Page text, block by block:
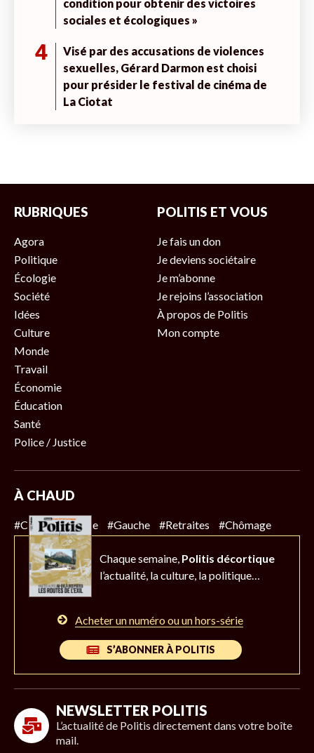
condition pour obtenir des victoires
sociales et écologiques »
4
Visé par des accusations de violences
sexuelles, Gérard Darmon est choisi
pour présider le festival de cinéma de
La Ciotat
RUBRIQUES
Agora
Politique
Écologie
Société
Idées
Culture
Monde
Travail
Économie
Éducation
Santé
Police / Justice
POLITIS ET VOUS
Je fais un don
Je deviens sociétaire
Je m’abonne
Je rejoins l’association
À propos de Politis
Mon compte
À CHAUD
#Climat #Police #Gauche #Retraites #Chômage
Chaque semaine, Politis décortique
l’actualité, la culture, la politique…
Acheter un numéro ou un hors-série
S’ABONNER À POLITIS
NEWSLETTER POLITIS
L’actualité de Politis directement dans votre boîte
mail.